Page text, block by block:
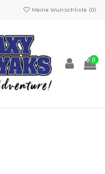
Meine Wunschliste (0)
0